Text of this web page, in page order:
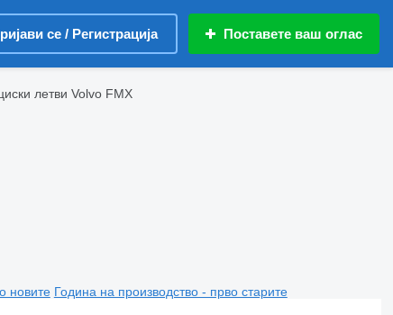
се / Регистрација Поставете ваш оглас
летви Volvo FMX
новите Година на производство - прво старите